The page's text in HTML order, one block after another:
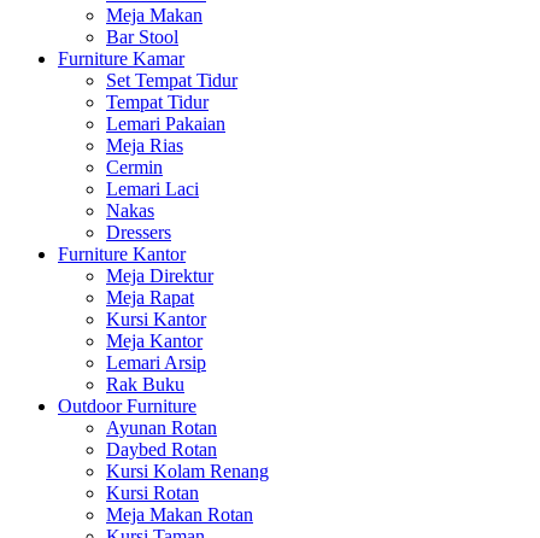
Meja Makan
Bar Stool
Furniture Kamar
Set Tempat Tidur
Tempat Tidur
Lemari Pakaian
Meja Rias
Cermin
Lemari Laci
Nakas
Dressers
Furniture Kantor
Meja Direktur
Meja Rapat
Kursi Kantor
Meja Kantor
Lemari Arsip
Rak Buku
Outdoor Furniture
Ayunan Rotan
Daybed Rotan
Kursi Kolam Renang
Kursi Rotan
Meja Makan Rotan